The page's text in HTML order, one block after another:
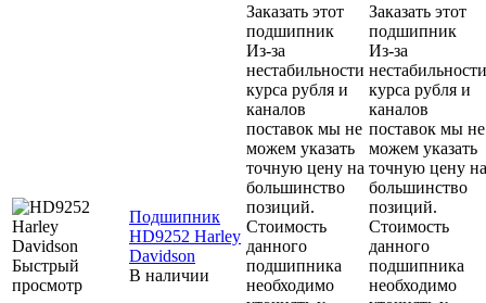
Быстрый
просмотр
Подшипник
HD9252 Harley
Davidson
В наличии
Заказать этот
подшипник
Из-за
нестабильности
курса рубля и
каналов
поставок мы не
можем указать
точную цену на
большинство
позиций.
Стоимость
данного
подшипника
необходимо
Заказать этот
подшипник
Из-за
нестабильности
курса рубля и
каналов
поставок мы не
можем указать
точную цену на
большинство
позиций.
Стоимость
данного
подшипника
необходимо